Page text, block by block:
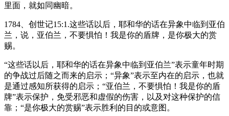
里面，就如同幽暗。
1784、创世记15:1.这些话以后，耶和华的话在异象中临到亚伯
兰，说，亚伯兰，不要惧怕！我是你的盾牌，是你极大的赏
赐。
“这些话以后，耶和华的话在异象中临到亚伯兰”表示童年时期
的争战过后随之而来的启示；“异象”表示至内在的启示，也就
是通过感知所获得的启示；“亚伯兰，不要惧怕！我是你的盾
牌”表示保护，免受邪恶和虚假的伤害，以及对这种保护的信
靠；“是你极大的赏赐”表示胜利的目的或意图。